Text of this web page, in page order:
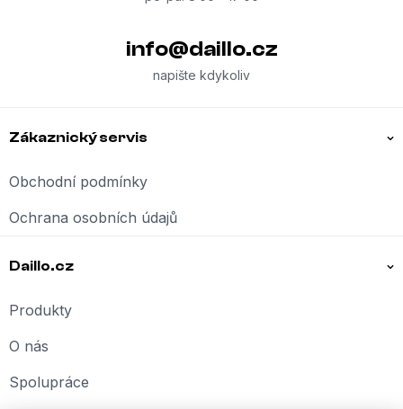
info@daillo.cz
Zákaznický servis
Obchodní podmínky
Ochrana osobních údajů
Daillo.cz
Produkty
O nás
Spolupráce